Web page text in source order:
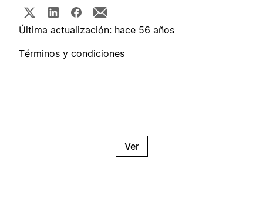
Última actualización: hace 56 años
Términos y condiciones
Ver